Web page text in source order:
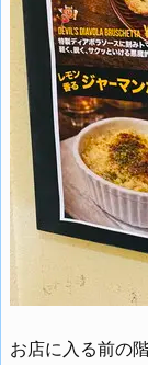
お店に入る前の